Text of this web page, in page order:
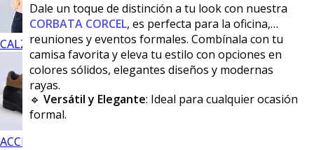
CALZADO
ACCESORIOS
Dale un toque de distinción a tu look con nuestra
CORBATA CORCEL, es perfecta para la oficina,
reuniones y eventos formales. Combínala con tu
camisa favorita y eleva tu estilo con opciones en
colores sólidos, elegantes diseños y modernas
rayas.
🔹 Versátil y Elegante: Ideal para cualquier ocasión
formal.